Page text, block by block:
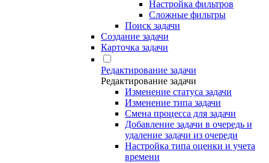
Настройка фильтров
Сложные фильтры
Поиск задачи
Создание задачи
Карточка задачи
Редактирование задачи
Редактирование задачи
Изменение статуса задачи
Изменение типа задачи
Смена процесса для задачи
Добавление задачи в очередь и
удаление задачи из очереди
Настройка типа оценки и учета
времени